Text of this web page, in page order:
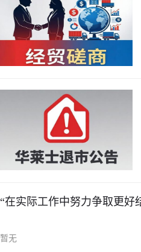
“在实际工作中努力争取更好
暂无